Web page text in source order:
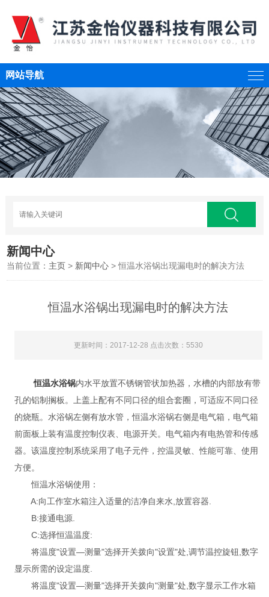
网站导航
新闻中心
当前位置： 主页 > 新闻中心 > 恒温水浴锅出现漏电时的解决方法
恒温水浴锅出现漏电时的解决方法
更新时间：2017-12-28 点击次数：5530
恒温水浴锅内水平放置不锈钢管状加热器，水槽的内部放有带
孔的铝制搁板。上盖上配有不同口径的组合套圈，可适应不同口径
的烧瓶。水浴锅左侧有放水管，恒温水浴锅右侧是电气箱，电气箱
前面板上装有温度控制仪表、电源开关。电气箱内有电热管和传感
器。该温度控制系统采用了电子元件，控温灵敏、性能可靠、使用
方便。
恒温水浴锅使用：
A:向工作室水箱注入适量的洁净自来水,放置容器.
B:接通电源.
C:选择恒温温度:
将温度"设置—测量"选择开关拨向"设置"处,调节温控旋钮,数字
显示所需的设定温度.
将温度"设置—测量"选择开关拨向"测量"处,数字显示工作水箱